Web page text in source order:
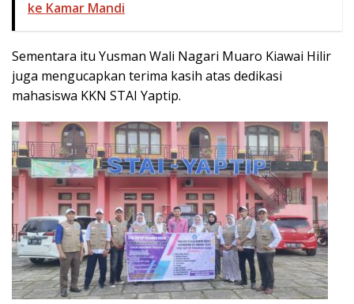
ke Kamar Mandi
Sementara itu Yusman Wali Nagari Muaro Kiawai Hilir
juga mengucapkan terima kasih atas dedikasi
mahasiswa KKN STAI Yaptip.